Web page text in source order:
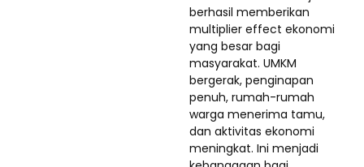
berhasil memberikan
multiplier effect ekonomi
yang besar bagi
masyarakat. UMKM
bergerak, penginapan
penuh, rumah-rumah
warga menerima tamu,
dan aktivitas ekonomi
meningkat. Ini menjadi